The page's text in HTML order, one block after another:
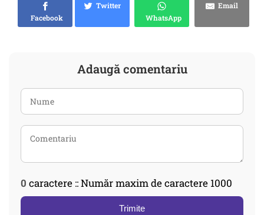
Facebook
Twitter
WhatsApp
Email
Adaugă comentariu
0 caractere :: Număr maxim de caractere 1000
Trimite